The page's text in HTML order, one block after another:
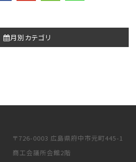
月別カテゴリ
〒726-0003 広島県府中市元町445-1
商工会議所会館2階